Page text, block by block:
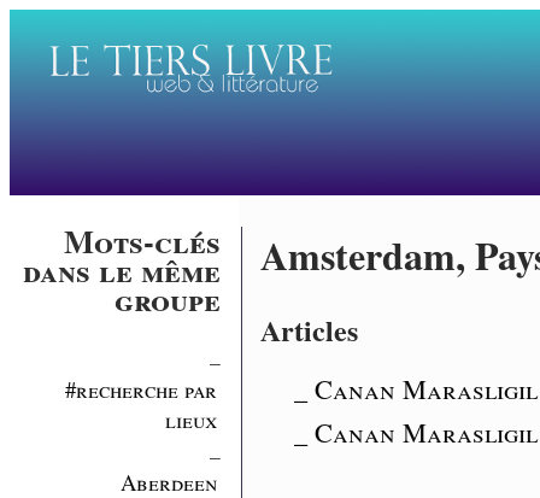
Mots-clés
dans le même
groupe
#recherche par
lieux
Aberdeen
Amsterdam,
Articles
_ Canan
_ Canan